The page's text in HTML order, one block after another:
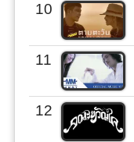
10
11
12